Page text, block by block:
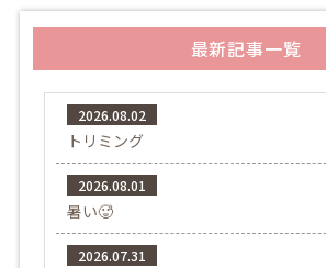
最新記事一覧
2026.08.02
トリミング
2026.08.01
暑い🥵
2026.07.31